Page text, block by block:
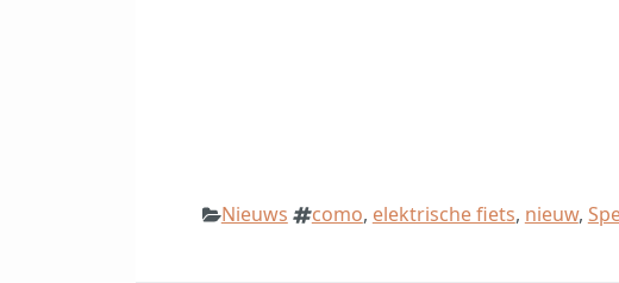
Categorieën
Nieuws Tags
como, elektrische fiets, nieuw,